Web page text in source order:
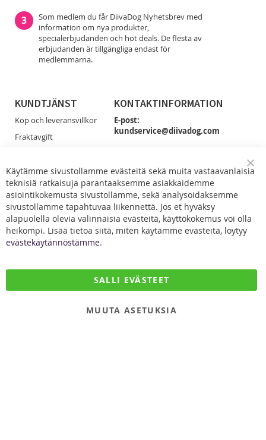
3
Som medlem du får DiivaDog Nyhetsbrev med
information om nya produkter,
specialerbjudanden och hot deals. De flesta av
erbjudanden är tillgängliga endast för
medlemmarna.
KUNDTJÄNST
Köp och leveransvillkor
Fraktavgift
Dataskydd
Kontakta oss
KONTAKTINFORMATION
E-post:
kundservice@diivadog.com
Facebook
DiivaDog & Co.
Kirjurintie 16
Finland
Käytämme sivustollamme evästeitä sekä muita vastaavanlaisia
teknisiä ratkaisuja parantaaksemme asiakkaidemme
asiointikokemusta sivustollamme, sekä analysoidaksemme
sivustollamme tapahtuvaa liikennettä. Jos et hyväksy
alapuolella olevia valinnaisia evästeitä, käyttökokemus voi olla
heikompi. Lisää tietoa siitä, miten käytämme evästeitä, löytyy
evästekäytännöstämme.
SALLI EVÄSTEET
MUUTA ASETUKSIA